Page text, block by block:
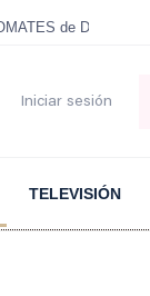
de Dani García
Iniciar sesión
TELEVISIÓN